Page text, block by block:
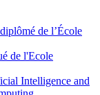
de l’École
de l'Ecole
Intelligence and